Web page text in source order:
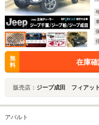
無
料
在庫
販売店： ジープ成田 フィアッ
アバルト